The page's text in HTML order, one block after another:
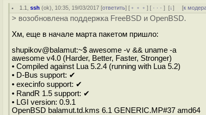
1.1 ,ssh (ok), 10:35, 19/03/2017 [ответить] [ ﹢﹢﹢] [ · · ·][↓] [к
> возобновлена поддержка FreeBSD и OpenBSD.
Хм, еще в начале марта пакетом пришло:
shupikov@balamut:~$ awesome -v && uname -a
awesome v4.0 (Harder, Better, Faster, Stronger)
• Compiled against Lua 5.2.4 (running with Lua 5.2)
• D-Bus support: ✔
• execinfo support: ✔
• RandR 1.5 support: ✔
• LGI version: 0.9.1
OpenBSD balamut.td.kms 6.1 GENERIC.MP#37 amd64